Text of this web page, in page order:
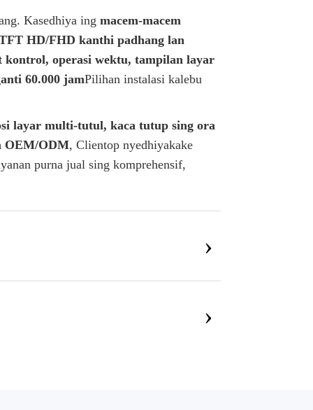
Kasedhiya ing macem-macem
HD/FHD kanthi padhang lan
kontrol, operasi wektu, tampilan layar
60.000 jamPilihan instalasi kalebu
layar multi-tutul, kaca tutup sing ora
OEM/ODM, Clientop nyedhiyakake
purna jual sing komprehensif,
›
›